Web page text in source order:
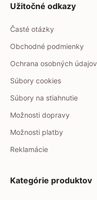
Užitočné odkazy
Časté otázky
Obchodné podmienky
Ochrana osobných údajov
Súbory cookies
Súbory na stiahnutie
Možnosti dopravy
Možnosti platby
Reklamácie
Kategórie produktov